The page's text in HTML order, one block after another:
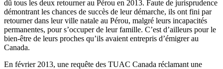
dû tous les deux retournerau Pérou en 2013. Faute de jurisprudence
démontrant les chances de succès de leur démarche, ils ont fini par
retourner dans leur ville natale au Pérou, malgré leurs incapacités
permanentes, pours’occuperde leur famille. C’est d’ailleurs pour le
bien-être de leurs proches qu’ils avaient entrepris d’émigrerau
Canada.
En février2013, une requête des TUAC Canada réclamant une